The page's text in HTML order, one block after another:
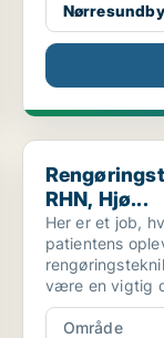
Nørresundby
RHN, Hjø...
Her er et job,
patientens
være en vigtig
Område